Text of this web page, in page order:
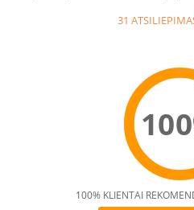
31
100% KLIENTAI